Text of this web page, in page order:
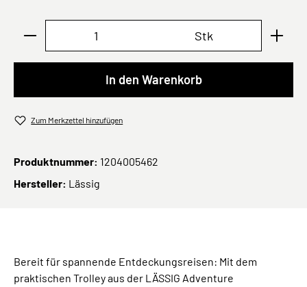
Produkt Anzahl: Gib den gewünschten
Stk
In den Warenkorb
Zum Merkzettel hinzufügen
Produktnummer: 1204005462
Hersteller: Lässig
Bereit für spannende Entdeckungsreisen: Mit dem
praktischen Trolley aus der LÄSSIG Adventure